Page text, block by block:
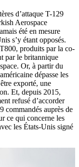
d’attaque T-129
Aerospace
été en mesure
s’y étant opposés.
produits par la co-
par le britannique
Or, à partir du
dépasse les
exporté, une
Et, depuis 2015,
refusé d’accorder
commandés auprès de
ce qui concerne les
les États-Unis signé